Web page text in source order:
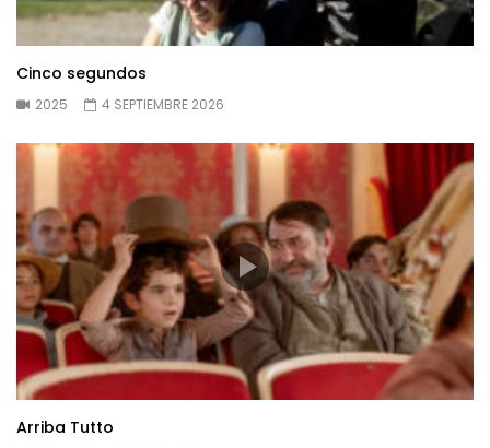
Cinco segundos
2025 4 SEPTIEMBRE 2026
Arriba Tutto